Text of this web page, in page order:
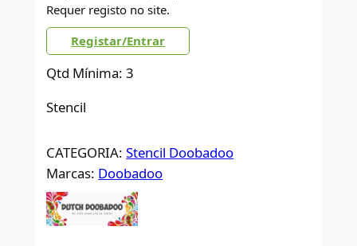
Requer registo no site.
Registar/Entrar
Qtd Mínima: 3
Stencil
CATEGORIA:Stencil Doobadoo
Marcas: Doobadoo